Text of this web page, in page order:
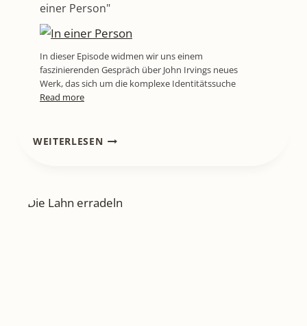
einer Person"
In dieser Episode widmen wir uns einem
faszinierenden Gespräch über John Irvings neues
Werk, das sich um die komplexe Identitätssuche
Read more
WEITERLESENLITL604
BERND
HALLMANN